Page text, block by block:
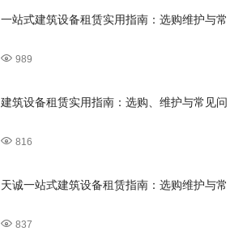
一站式建筑设备租赁实用指南：选购维护与常
989
建筑设备租赁实用指南：选购、维护与常见问
816
天诚一站式建筑设备租赁指南：选购维护与常
837